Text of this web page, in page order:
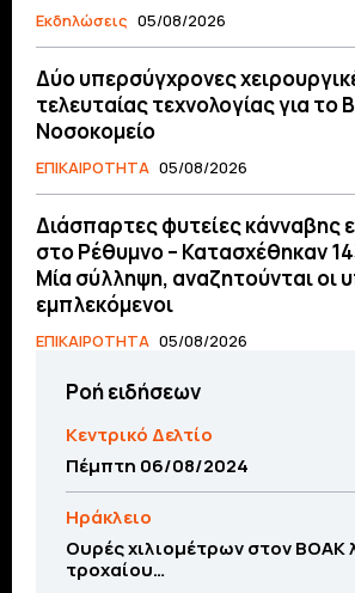
Εκδηλώσεις 05/08/2026
Δύο υπερσύγχρονες
τελευταίας τεχνολογίας για το
Νοσοκομείο
ΕΠΙΚΑΙΡΟΤΗΤΑ 05/08/2026
Διάσπαρτες φυτείες κάνναβης
στο Ρέθυμνο – Κατασχέθηκαν
Μία σύλληψη, αναζητούνται οι
εμπλεκόμενοι
ΕΠΙΚΑΙΡΟΤΗΤΑ 05/08/2026
Ροή ειδήσεων
Κεντρικό Δελτίο
Πέμπτη 06/08/2024
Ηράκλειο
Ουρές χιλιομέτρων στον ΒΟΑΚ
τροχαίου…